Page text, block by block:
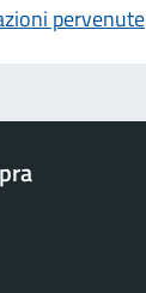
pervenute